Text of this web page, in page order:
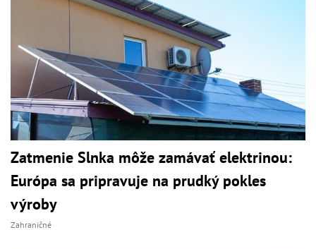
Zatmenie Slnka môže zamávať elektrinou:
Európa sa pripravuje na prudký pokles
výroby
Zahraničné